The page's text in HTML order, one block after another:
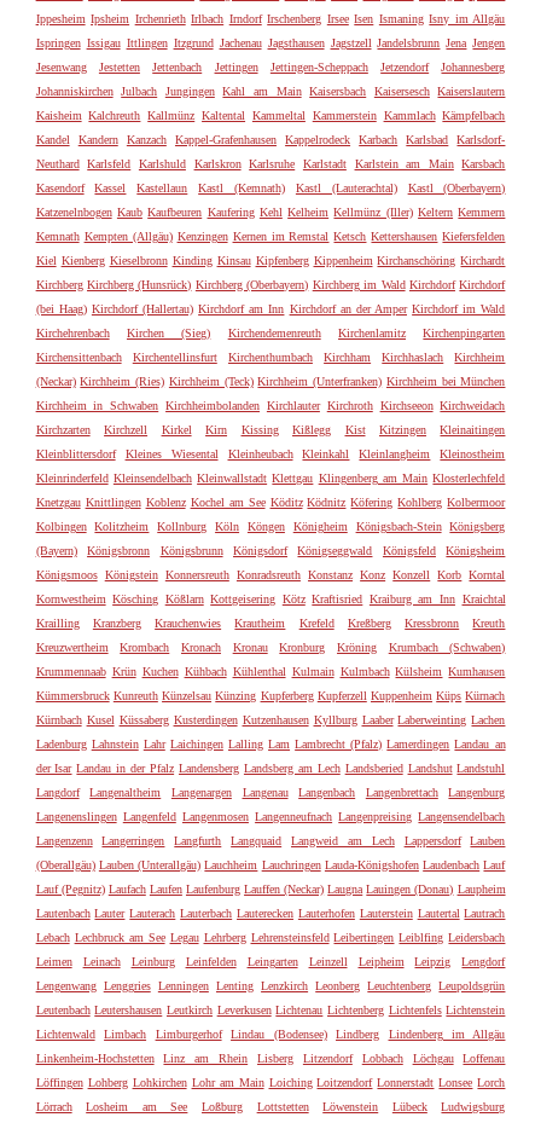
Ippesheim Ipsheim Irchenrieth Irlbach Irndorf Irschenberg Irsee Isen Ismaning Isny im Allgäu
Ispringen Issigau Ittlingen Itzgrund Jachenau Jagsthausen Jagstzell Jandelsbrunn Jena Jengen
Jesenwang
Jestetten Jettenbach Jettingen Jettingen-Scheppach Jetzendorf
Johannesberg
Johanniskirchen
Julbach Jungingen Kahl am Main Kaisersbach Kaisersesch
Kaiserslautern
Kaisheim Kalchreuth Kallmünz Kaltental Kammeltal Kammerstein Kammlach Kämpfelbach
Kandel
Kandern Kanzach Kappel-Grafenhausen Kappelrodeck Karbach Karlsbad
Karlsdorf-
Neuthard
Karlsfeld Karlshuld Karlskron Karlsruhe Karlstadt Karlstein am Main
Karsbach
Kasendorf
Kassel Kastellaun Kastl (Kemnath) Kastl (Lauterachtal)
Kastl (Oberbayern)
Katzenelnbogen Kaub Kaufbeuren Kaufering Kehl Kelheim Kellmünz (Iller) Keltern Kemmern
Kemnath Kempten (Allgäu) Kenzingen Kernen im Remstal Ketsch Kettershausen Kiefersfelden
Kiel Kienberg Kieselbronn Kinding Kinsau Kipfenberg Kippenheim Kirchanschöring Kirchardt
Kirchberg Kirchberg (Hunsrück) Kirchberg (Oberbayern) Kirchberg im Wald Kirchdorf Kirchdorf
(bei Haag) Kirchdorf (Hallertau) Kirchdorf am Inn Kirchdorf an der Amper Kirchdorf im Wald
Kirchehrenbach
Kirchen (Sieg) Kirchendemenreuth Kirchenlamitz
Kirchenpingarten
Kirchensittenbach
Kirchentellinsfurt Kirchenthumbach Kirchham Kirchhaslach
Kirchheim
(Neckar) Kirchheim (Ries) Kirchheim (Teck) Kirchheim (Unterfranken) Kirchheim bei München
Kirchheim in Schwaben Kirchheimbolanden Kirchlauter Kirchroth Kirchseeon Kirchweidach
Kirchzarten
Kirchzell Kirkel Kirn Kissing Kißlegg Kist Kitzingen
Kleinaitingen
Kleinblittersdorf
Kleines Wiesental Kleinheubach Kleinkahl Kleinlangheim
Kleinostheim
Kleinrinderfeld Kleinsendelbach Kleinwallstadt Klettgau Klingenberg am Main Klosterlechfeld
Knetzgau Knittlingen Koblenz Kochel am See Köditz Ködnitz Köfering Kohlberg Kolbermoor
Kolbingen
Kolitzheim Kollnburg Köln Köngen Königheim Königsbach-Stein
Königsberg
(Bayern)
Königsbronn Königsbrunn Königsdorf Königseggwald Königsfeld
Königsheim
Königsmoos Königstein Konnersreuth Konradsreuth Konstanz Konz Konzell Korb Korntal
Kornwestheim Kösching Kößlarn Kottgeisering Kötz Kraftisried Kraiburg am Inn Kraichtal
Krailling
Kranzberg Krauchenwies Krautheim Krefeld Kreßberg Kressbronn
Kreuth
Kreuzwertheim
Krombach Kronach Kronau Kronburg Kröning
Krumbach (Schwaben)
Krummennaab Krün Kuchen Kühbach Kühlenthal Kulmain Kulmbach Külsheim Kumhausen
Kümmersbruck Kunreuth Künzelsau Künzing Kupferberg Kupferzell Kuppenheim Küps Kürnach
Kürnbach Kusel Küssaberg Kusterdingen Kutzenhausen Kyllburg Laaber Laberweinting Lachen
Ladenburg Lahnstein Lahr Laichingen Lalling Lam Lambrecht (Pfalz) Lamerdingen Landau an
der Isar Landau in der Pfalz Landensberg Landsberg am Lech Landsberied Landshut Landstuhl
Langdorf
Langenaltheim Langenargen Langenau Langenbach Langenbrettach
Langenburg
Langenenslingen Langenfeld Langenmosen Langenneufnach Langenpreising Langensendelbach
Langenzenn
Langerringen Langfurth Langquaid Langweid am Lech Lappersdorf
Lauben
(Oberallgäu) Lauben (Unterallgäu) Lauchheim Lauchringen Lauda-Königshofen Laudenbach Lauf
Lauf (Pegnitz) Laufach Laufen Laufenburg Lauffen (Neckar) Laugna Lauingen (Donau) Laupheim
Lautenbach Lauter Lauterach Lauterbach Lauterecken Lauterhofen Lauterstein Lautertal Lautrach
Lebach Lechbruck am See Legau Lehrberg Lehrensteinsfeld Leibertingen Leiblfing Leidersbach
Leimen
Leinach Leinburg Leinfelden Leingarten Leinzell Leipheim Leipzig
Lengdorf
Lengenwang Lenggries Lenningen Lenting Lenzkirch Leonberg Leuchtenberg Leupoldsgrün
Leutenbach Leutershausen Leutkirch Leverkusen Lichtenau Lichtenberg Lichtenfels Lichtenstein
Lichtenwald
Limbach Limburgerhof Lindau (Bodensee) Lindberg
Lindenberg im Allgäu
Linkenheim-Hochstetten
Linz am Rhein Lisberg Litzendorf Lobbach Löchgau
Loffenau
Löffingen Lohberg Lohkirchen Lohr am Main Loiching Loitzendorf Lonnerstadt Lonsee Lorch
Lörrach
Losheim am See Loßburg Lottstetten Löwenstein Lübeck
Ludwigsburg